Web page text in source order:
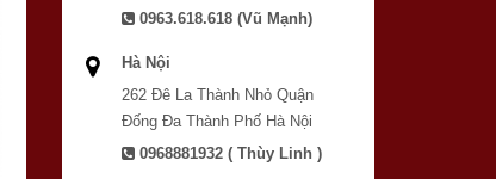
0963.618.618 (Vũ Mạnh)
Hà Nội
262 Đê La Thành Nhỏ Quận
Đống Đa Thành Phố Hà Nội
0968881932 ( Thùy Linh )